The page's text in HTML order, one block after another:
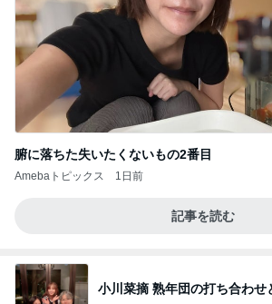
腑に落ちた失いたくないもの2番目
Amebaトピックス 1日前
記事を読む
小川菜摘 熟年団の打ち合わせ